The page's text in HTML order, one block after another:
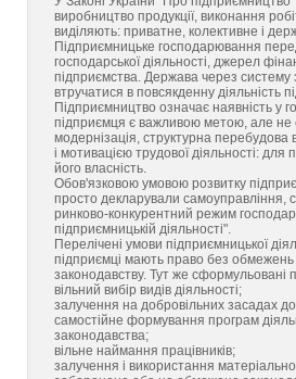
виробництво продукції, виконання
виділяють: приватне, колективне і
Підприємницьке господарювання
господарської діяльності, джерел
підприємства. Держава через
втручатися в повсякденну діяльність
Підприємництво означає наявність у
підприємця є важливою метою, але не
модернізація, структурна
і мотивацією трудової діяльності:
його власність.
Обов'язковою умовою розвитку
просто декларували самоуправління,
ринково-конкурентний режим
підприємницькій діяльності".
Перелічені умови підприємницької
підприємці мають право без обмежень
законодавству. Тут же сформульовані
вільний вибір видів діяльності;
залучення на добровільних засадах
самостійне формування програм
законодавства;
вільне наймання працівників;
залучення і використання